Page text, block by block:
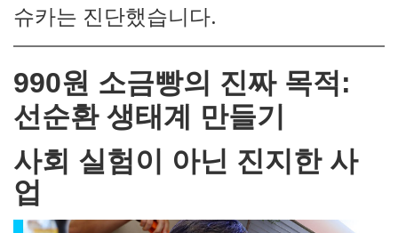
슈카는 진단했습니다.
990원 소금빵의 진짜 목적:
선순환 생태계 만들기
사회 실험이 아닌 진지한 사
업